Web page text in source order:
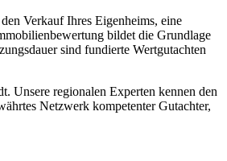
Verkauf Ihres Eigenheims, eine
bildet die Grundlage
sind fundierte Wertgutachten
Unsere regionalen Experten kennen den
Netzwerk kompetenter Gutachter,